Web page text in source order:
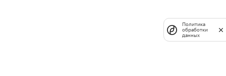
Политика
обработки
данных